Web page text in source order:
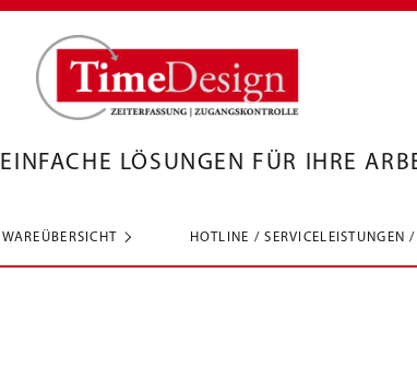
LÖSUNGEN FÜR IHRE
HOTLINE / SERVICELEISTUNGEN